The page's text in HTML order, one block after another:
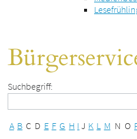
Suchbegriff:
A B C D E F G H I J K L M N O